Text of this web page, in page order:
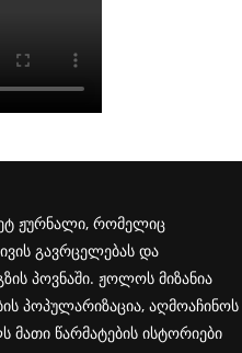
ჟურნალი, რომელიც
გავრცელებას და
პოვნაში. ჟოლოს მიზანია
პოპულარიზაცია, აღმოაჩინოს
მათი წარმატების ისტორიები